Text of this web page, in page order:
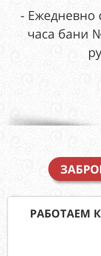
- Ежедневно
часа бани
РАБОТАЕМ